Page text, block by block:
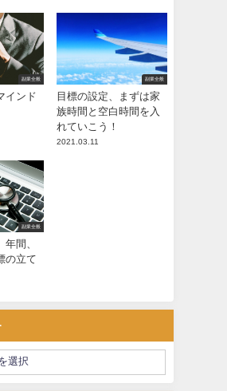
副業全般
インド
副業全般
目標の設定、まずは家
族時間と空白時間を入
れていこう！
2021.03.11
副業全般
年間、
の立て